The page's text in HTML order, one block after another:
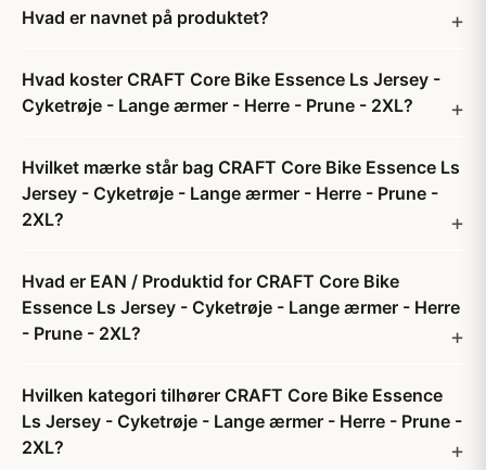
Hvad er navnet på produktet?
Hvad koster CRAFT Core Bike Essence Ls Jersey -
Cyketrøje - Lange ærmer - Herre - Prune - 2XL?
Hvilket mærke står bag CRAFT Core Bike Essence Ls
Jersey - Cyketrøje - Lange ærmer - Herre - Prune -
2XL?
Hvad er EAN / Produktid for CRAFT Core Bike
Essence Ls Jersey - Cyketrøje - Lange ærmer - Herre
- Prune - 2XL?
Hvilken kategori tilhører CRAFT Core Bike Essence
Ls Jersey - Cyketrøje - Lange ærmer - Herre - Prune -
2XL?